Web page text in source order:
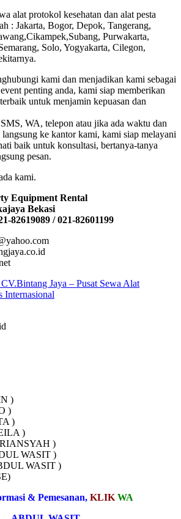
alat protokol kesehatan dan alat pesta
: Jakarta, Bogor, Depok, Tangerang,
Purwakarta,
Solo, Yogyakarta, Cilegon,
kami dan menjadikan kami sebagai
penting anda, kami siap memberikan
untuk menjamin kepuasan dan
WA, telepon atau jika ada waktu dan
ke kantor kami, kami siap melayani
baik untuk konsultasi, bertanya-tanya
pesan.
kami.
Equipment Rental
Bekasi
82619089 / 021-82601199
Jaya – Pusat Sewa Alat
Internasional
)
)
)
)
)
WASIT )
WASIT )
& Pemesanan, KLIK WA